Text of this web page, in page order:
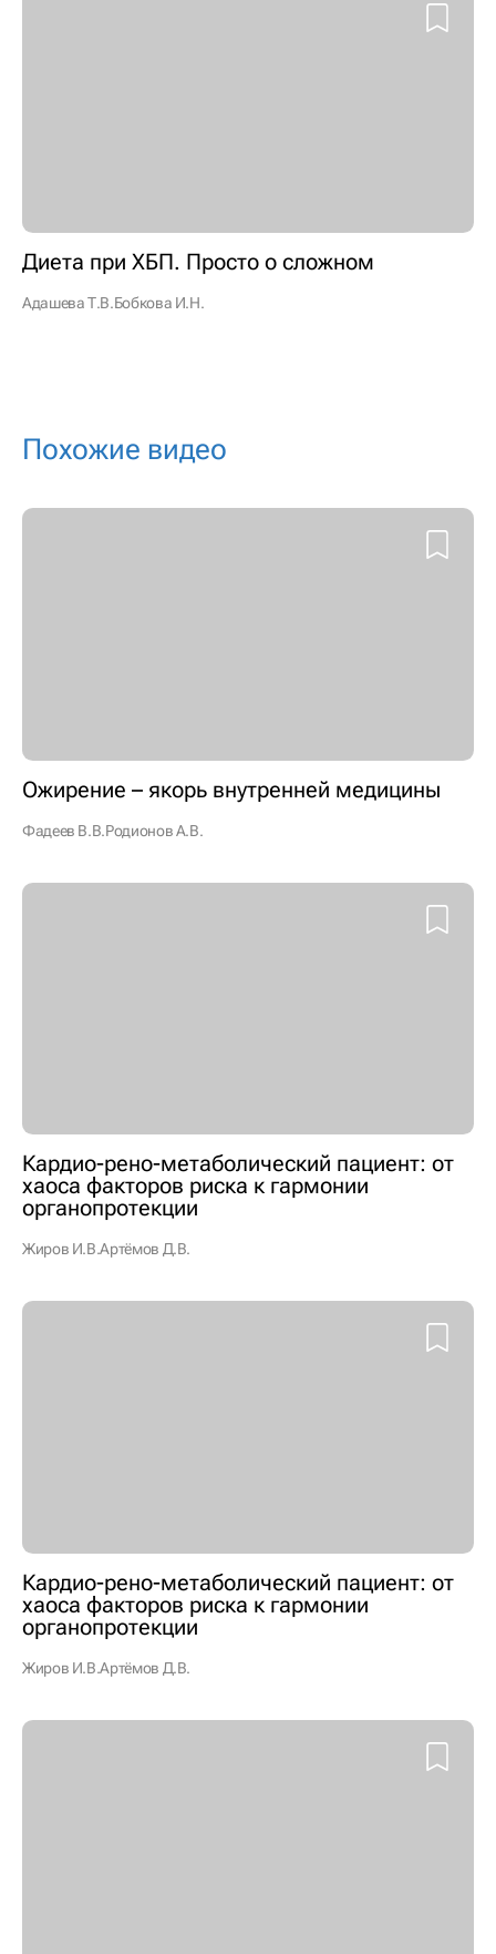
Диета при ХБП. Просто о сложном
Адашева Т.В.Бобкова И.Н.
Похожие видео
Ожирение – якорь внутренней медицины
Фадеев В.В.Родионов А.В.
Кардио-рено-метаболический пациент: от
хаоса факторов риска к гармонии
органопротекции
Жиров И.В.Артёмов Д.В.
Кардио-рено-метаболический пациент: от
хаоса факторов риска к гармонии
органопротекции
Жиров И.В.Артёмов Д.В.